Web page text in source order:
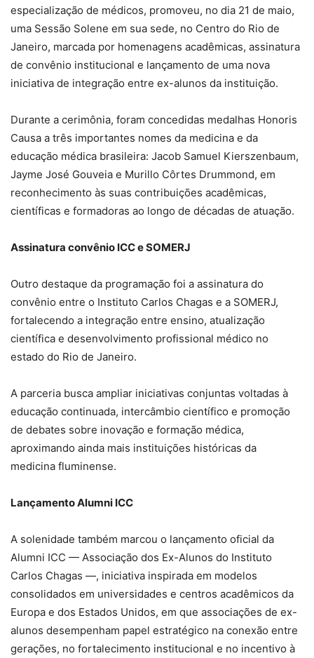
especialização de médicos, promoveu, no dia 21 de maio,
uma Sessão Solene em sua sede, no Centro do Rio de
Janeiro, marcada por homenagens acadêmicas, assinatura
de convênio institucional e lançamento de uma nova
iniciativa de integração entre ex-alunos da instituição.
Durante a cerimônia, foram concedidas medalhas Honoris
Causa a três importantes nomes da medicina e da
educação médica brasileira: Jacob Samuel Kierszenbaum,
Jayme José Gouveia e Murillo Côrtes Drummond, em
reconhecimento às suas contribuições acadêmicas,
científicas e formadoras ao longo de décadas de atuação.
Assinatura convênio ICC e SOMERJ
Outro destaque da programação foi a assinatura do
convênio entre o Instituto Carlos Chagas e a SOMERJ,
fortalecendo a integração entre ensino, atualização
científica e desenvolvimento profissional médico no
estado do Rio de Janeiro.
A parceria busca ampliar iniciativas conjuntas voltadas à
educação continuada, intercâmbio científico e promoção
de debates sobre inovação e formação médica,
aproximando ainda mais instituições históricas da
medicina fluminense.
Lançamento Alumni ICC
A solenidade também marcou o lançamento oficial da
Alumni ICC — Associação dos Ex-Alunos do Instituto
Carlos Chagas —, iniciativa inspirada em modelos
consolidados em universidades e centros acadêmicos da
Europa e dos Estados Unidos, em que associações de ex-
alunos desempenham papel estratégico na conexão entre
gerações, no fortalecimento institucional e no incentivo à